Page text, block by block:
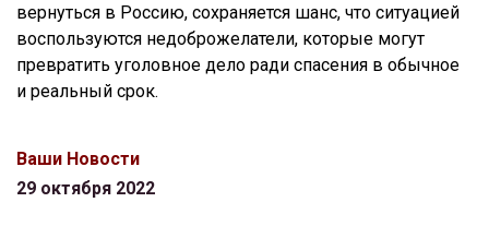
вернуться в Россию, сохраняется шанс, что ситуацией
воспользуются недоброжелатели, которые могут
превратить уголовное дело ради спасения в обычное
и реальный срок.
Ваши Новости
29 октября 2022